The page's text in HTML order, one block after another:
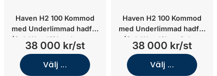
Haven H2 100 Kommod
med Underlimmad hadfat
(Oak Wood/Glanshammar
Silk/Underlimmat Black
Chrome)
38 000 kr/st
Välj ...
Haven H2 100 Kommod
med Underlimmad hadfat
(Oak Wood/Jura Select
Classic/Underlimmat
mässing)
38 000 kr/st
Välj ...